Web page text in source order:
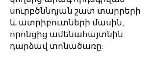
սուրբծննդյան շատ տարրերի
և ատրիբուտների մասին,
որոնցից ամենահայտնին
դարձավ տոնածառը: